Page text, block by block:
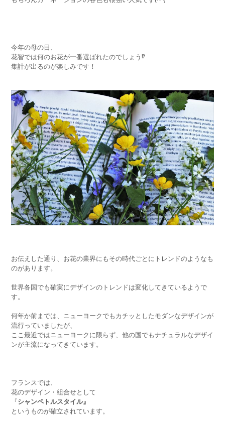
今年の母の日、
花智では何のお花が一番選ばれたのでしょう⁉️
集計が出るのが楽しみです！
お伝えした通り、お花の業界にもその時代ごとにトレンドのようなも
のがあります。
世界各国でも確実にデザインのトレンドは変化してきているようで
す。
何年か前までは、ニューヨークでもカチッとしたモダンなデザインが
流行っていましたが、
ここ最近ではニューヨークに限らず、他の国でもナチュラルなデザイ
ンが主流になってきています。
フランスでは、
花のデザイン・組合せとして
『シャンペトルスタイル』
というものが確立されています。